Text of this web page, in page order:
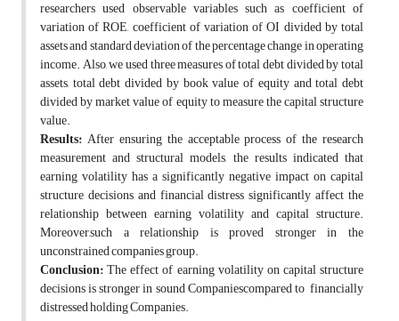
researchers used observable variables such as coefficient of
variation of ROE, coefficient of variation of OI divided by total
assets and standard deviation of the percentage change in operating
income. Also, we used three measures of total debt divided by total
assets, total debt divided by book value of equity and total debt
divided by market value of equity to measure the capital structure
value.
Results: After ensuring the acceptable process of the research
measurement and structural models, the results indicated that
earning volatility has a significantly negative impact on capital
structure decisions and financial distress significantly affect the
relationship between earning volatility and capital structure.
Moreover,such a relationship is proved stronger in the
unconstrained companies group.
Conclusion:The effect of earning volatility on capital structure
decisions is stronger in sound Companiescompared to financially
distressed holding Companies.